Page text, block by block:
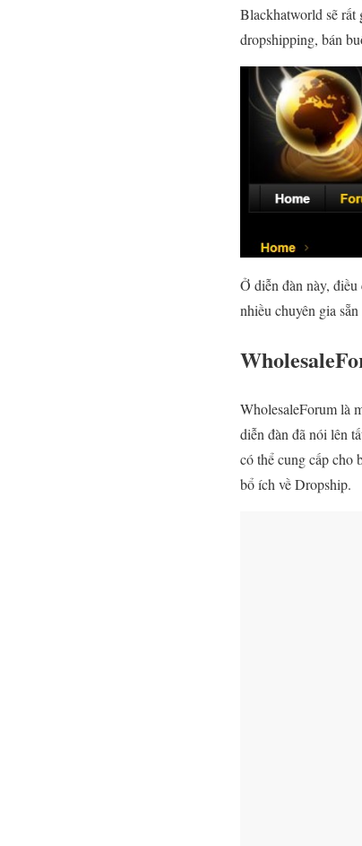
Blackhatworld sẽ rất
dropshipping, bán
Ở diễn đàn này,
nhiều chuyên gia
WholesaleForum là
diễn đàn đã nói lên
có thể cung cấp cho
bổ ích về Dropship.